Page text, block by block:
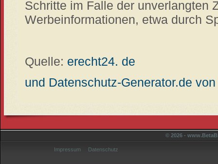
Schritte im Falle der unverlangten
Werbeinformationen, etwa durch
Quelle: erecht24. de
und Datenschutz-Generator.de
© 2026 -
Impressum Datenschutz